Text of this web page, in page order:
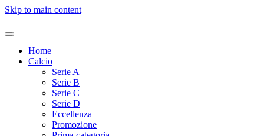
Skip to main content
Home
Calcio
Serie A
Serie B
Serie C
Serie D
Eccellenza
Promozione